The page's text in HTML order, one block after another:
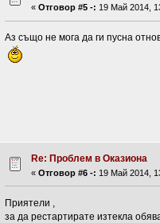
« Отговор #5 -: 19 Май 2014,
Аз също не мога да ги пусна
Re: Проблем в Оказиона
« Отговор #6 -: 19 Май 2014,
Приятели ,
за да рестартирате изтекла